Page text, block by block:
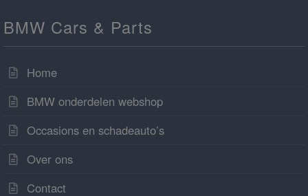
BMW Cars & Parts
Home
BMW onderdelen webshop
Occasions en schadeauto’s
Over ons
Contact